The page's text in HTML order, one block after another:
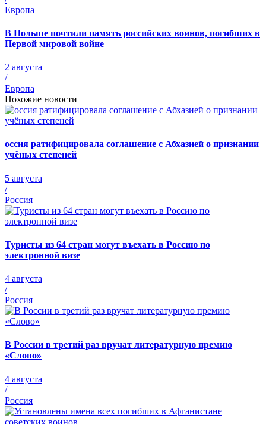
Европа
В Польше почтили память российских воинов, погибших в
Первой мировой войне
2 августа
/
Европа
Похожие новости
оссия ратифицировала соглашение с Абхазией о признании
учёных степеней
5 августа
/
Россия
Туристы из 64 стран могут въехать в Россию по
электронной визе
4 августа
/
Россия
В России в третий раз вручат литературную премию
«Слово»
4 августа
/
Россия